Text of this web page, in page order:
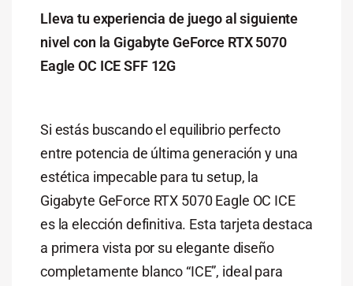
Lleva tu experiencia de juego al siguiente
nivel con la Gigabyte GeForce RTX 5070
Eagle OC ICE SFF 12G
Si estás buscando el equilibrio perfecto
entre potencia de última generación y una
estética impecable para tu setup, la
Gigabyte GeForce RTX 5070 Eagle OC ICE
es la elección definitiva. Esta tarjeta destaca
a primera vista por su elegante diseño
completamente blanco “ICE”, ideal para